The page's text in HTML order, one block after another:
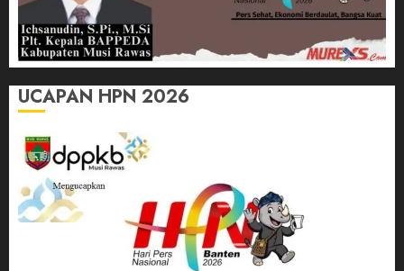
UCAPAN HPN 2026